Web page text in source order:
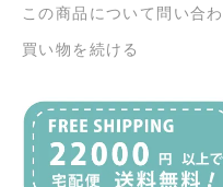
この商品について問い合
買い物を続ける